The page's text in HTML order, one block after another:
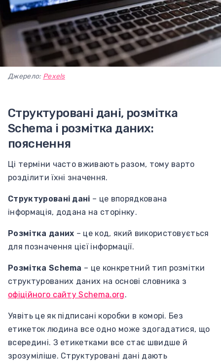
Джерело: Pexels
Структуровані дані, розмітка
Schema і розмітка даних:
пояснення
Ці терміни часто вживають разом, тому варто
розділити їхні значення.
Структуровані дані – це впорядкована
інформація, додана на сторінку.
Розмітка даних – це код, який використовується
для позначення цієї інформації.
Розмітка Schema – це конкретний тип розмітки
структурованих даних на основі словника з
офіційного сайту Schema.org.
Уявіть це як підписані коробки в коморі. Без
етикеток людина все одно може здогадатися, що
всередині. З етикетками все стає швидше й
зрозуміліше. Структуровані дані дають